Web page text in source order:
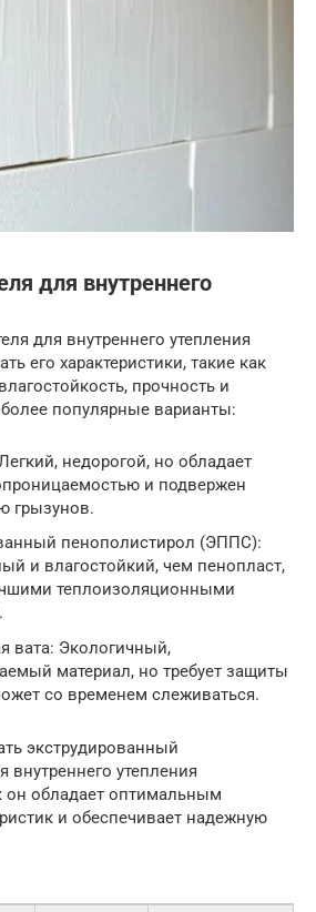
для внутреннего
для внутреннего утепления
его характеристики, такие как
прочность и
популярные варианты:
недорогой, но обладает
и подвержен
грызунов.
пенополистирол (ЭППС):
и влагостойкий, чем пенопласт,
теплоизоляционными
вата: Экологичный,
материал, но требует защиты
со временем слеживаться.
экструдированный
внутреннего утепления
он обладает оптимальным
и обеспечивает надежную